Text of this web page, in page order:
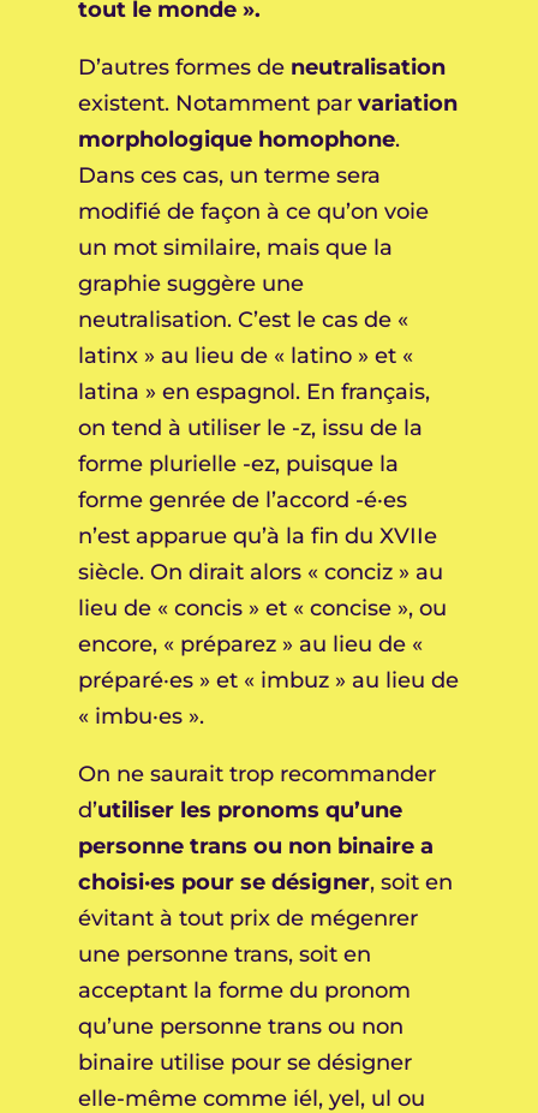
tout le monde ».
D’autres formes de neutralisation
existent. Notamment par variation
morphologique homophone.
Dans ces cas, un terme sera
modifié de façon à ce qu’on voie
un mot similaire, mais que la
graphie suggère une
neutralisation. C’est le cas de «
latinx » au lieu de « latino » et «
latina » en espagnol. En français,
on tend à utiliser le -z, issu de la
forme plurielle -ez, puisque la
forme genrée de l’accord -é·es
n’est apparue qu’à la fin du XVIIe
siècle. On dirait alors « conciz » au
lieu de « concis » et « concise », ou
encore, « préparez » au lieu de «
préparé·es » et « imbuz » au lieu de
« imbu·es ».
On ne saurait trop recommander
d’utiliser les pronoms qu’une
personne trans ou non binaire a
choisi·es pour se désigner, soit en
évitant à tout prix de mégenrer
une personne trans, soit en
acceptant la forme du pronom
qu’une personne trans ou non
binaire utilise pour se désigner
elle-même comme iél, yel, ul ou